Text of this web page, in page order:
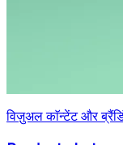
विज़ुअल काॅन्टेंट और